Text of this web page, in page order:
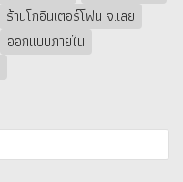
ร้านโกอินเตอร์โฟน จ.เลย
ออกแบบภายใน